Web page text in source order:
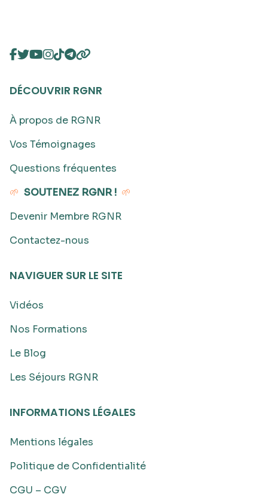
DÉCOUVRIR RGNR
À propos de RGNR
Vos Témoignages
Questions fréquentes
🌱 SOUTENEZ RGNR ! 🌱
Devenir Membre RGNR
Contactez-nous
NAVIGUER SUR LE SITE
Vidéos
Nos Formations
Le Blog
Les Séjours RGNR
INFORMATIONS LÉGALES
Mentions légales
Politique de Confidentialité
CGU – CGV